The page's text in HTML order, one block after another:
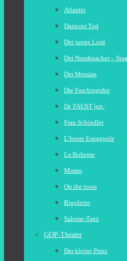
Atlantis
Dantons Tod
Der junge Lord
Der Nussknacker –
Der Messias
Die Faschingsfee
Dr. FAUST jun.
Frau Schindler
L’heure Espagnole
La Boheme
Momo
On the town
Rigoletto
Salome-Tanz
GOP-Theater
Der kleine Prinz